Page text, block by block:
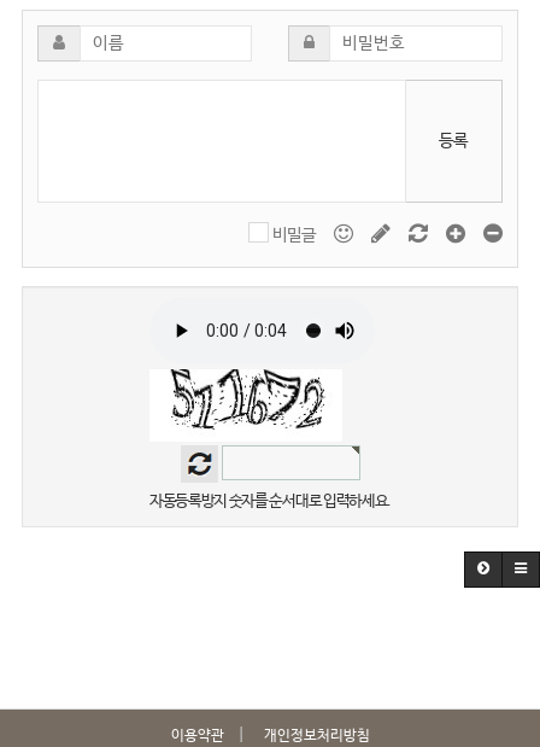
등록
비밀글
자동등록방지 숫자를 순서대로 입력하세요.
이용약관 개인정보처리방침